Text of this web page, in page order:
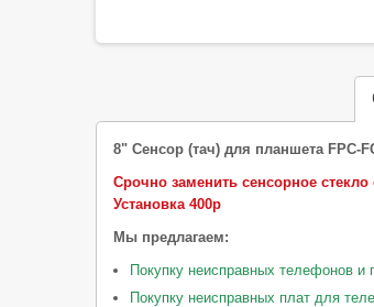
8" Сенсор (тач) для планшета FPC-
Срочно заменить сенсорное стекло
Установка 400р
Мы предлагаем:
Покупку неисправных телефонов и
Покупку неисправных плат для